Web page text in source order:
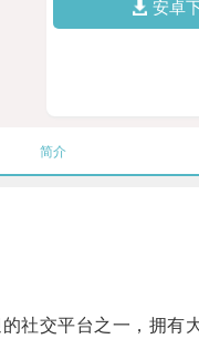
安卓
简介
交平台之一，拥有大